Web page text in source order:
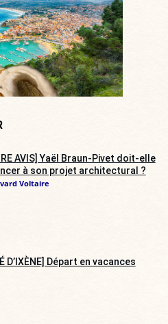
AVIS] Yaël Braun-Pivet doit-elle
à son projet architectural ?
Voltaire
D’IXÈNE] Départ en vacances